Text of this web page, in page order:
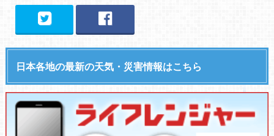
日本各地の最新の天気・災害情報はこちら